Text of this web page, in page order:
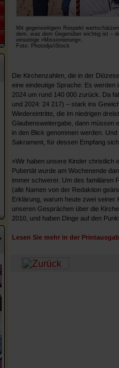
Mit gegenseitigem Respekt
dem, was dem Gegenüber wichtig ist –
einseitige »Missionierung«.
Foto: Photodjo/iStock
Die Kirchenzahlen, die in der
eine eindeutige Sprache: Es
2024 um rund 140 000 zurück. Da
und 2024: 24 217) – stark ins
Wiedereintritte, die im niedrigen
Glaubensweitergabe, dann müssen
in den Blick genommen werden.
Sakrament, für dessen Empfang
»Wir haben unsere Kinder christlich
Pubertät wurde am Wochenende
immer schwerer. Um des familiären
(alle Namen von der Redaktion
Erklärung, warum heute zwei seiner
unseren Gesprächen über die
2010, und haben Dinge auf den
Lesen Sie mehr in der